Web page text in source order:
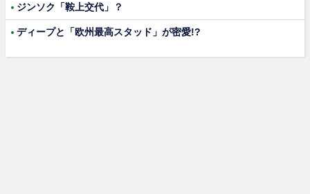
ジンソク「鞍上交代」？
ディープと「欧州最高スタッド」が密愛!?